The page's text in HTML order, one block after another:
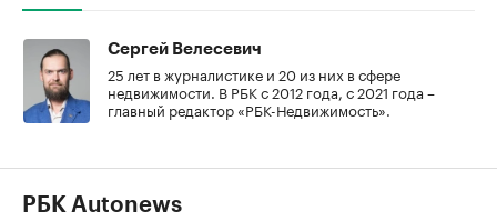
Сергей Велесевич
25 лет в журналистике и 20 из них в сфере
недвижимости. В РБК с 2012 года, с 2021 года –
главный редактор «РБК-Недвижимость».
РБК Autonews